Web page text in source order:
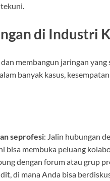
di Industri
membangun jaringan
banyak kasus,
seprofesi: Jalin hubungan
bisa membuka peluang
dengan forum atau grup
di mana Anda bisa